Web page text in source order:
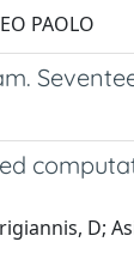
PAOLO
D;